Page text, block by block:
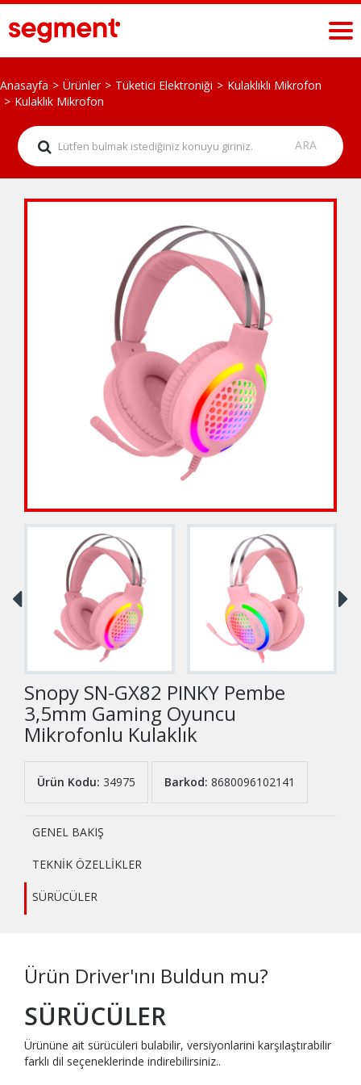
Anasayfa Ürünler Tüketici Elektroniği
Kulaklıklı Mikrofon
Kulaklık Mikrofon
Snopy SN-GX82 PINKY Pembe
3,5mm Gaming Oyuncu
Mikrofonlu Kulaklık
Ürün Kodu: 34975 Barkod: 8680096102141
GENEL BAKIŞ
TEKNİK ÖZELLİKLER
SÜRÜCÜLER
Ürün Driver'ını Buldun mu?
SÜRÜCÜLER
Ürününe ait sürücüleri bulabilir, versiyonlarini karşılaştırabilir
farklı dil seçeneklerinde indirebilirsiniz..